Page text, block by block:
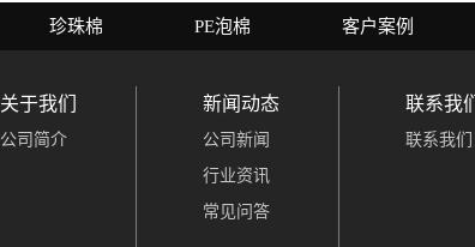
珍珠棉 PE泡棉 客户案例
关于我们
公司简介
新闻动态
公司新闻
行业资讯
常见问答
联系我们
联系我们